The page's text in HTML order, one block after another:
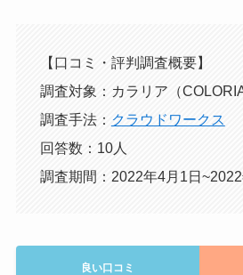
【口コミ・評判調査概要】
調査対象：カラリア（
調査手法： クラウドワークス
回答数：10人
調査期間：2022年4月1日
良い口コミ